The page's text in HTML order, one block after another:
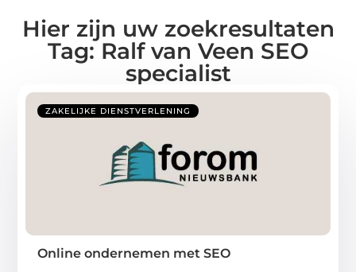
Hier zijn uw zoekresultaten
Tag: Ralf van Veen SEO
specialist
ZAKELIJKE DIENSTVERLENING
Online ondernemen met SEO